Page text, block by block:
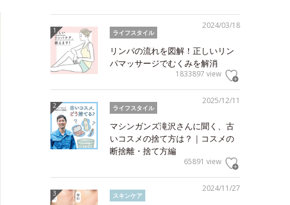
2024/03/18
ライフスタイル
リンパの流れを図解！正しいリン
パマッサージでむくみを解消
1833897 view
2025/12/11
ライフスタイル
マシンガンズ滝沢さんに聞く、古
いコスメの捨て方は？｜コスメの
断捨離・捨て方編
65891 view
2024/11/27
スキンケア